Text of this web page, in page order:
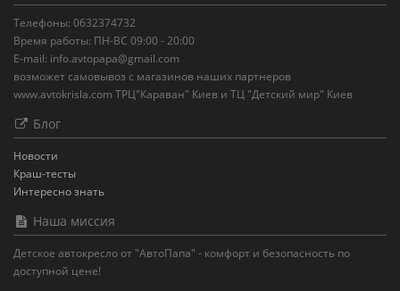
Телефоны: 0632374732
Время работы: ПН-ВС 09:00 - 20:00
E-mail: info.avtopapa@gmail.com
возможет самовывоз с магазинов наших партнеров
www.avtokrisla.com ТРЦ"Караван" Киев и ТЦ "Детский мир" Киев
Блог
Новости
Краш-тесты
Интересно знать
Наша миссия
Детское автокресло от "АвтоПапа" - комфорт и безопасность по
доступной цене!